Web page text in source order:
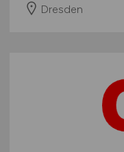
Dresden